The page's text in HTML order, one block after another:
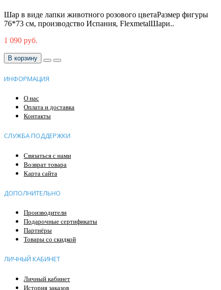
Шар в виде лапки животного розового цветаРазмер фигуры
76*73 см, производство Испания, FlexmetalШари..
1 090 руб.
В корзину
ИНФОРМАЦИЯ
О нас
Оплата и доставка
Контакты
СЛУЖБА ПОДДЕРЖКИ
Связаться с нами
Возврат товара
Карта сайта
ДОПОЛНИТЕЛЬНО
Производители
Подарочные сертификаты
Партнёры
Товары со скидкой
ЛИЧНЫЙ КАБИНЕТ
Личный кабинет
История заказов